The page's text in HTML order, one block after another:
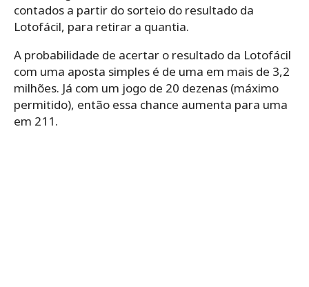
contados a partir do sorteio do resultado da
Lotofácil, para retirar a quantia.
A probabilidade de acertar o resultado da Lotofácil
com uma aposta simples é de uma em mais de 3,2
milhões. Já com um jogo de 20 dezenas (máximo
permitido), então essa chance aumenta para uma
em 211.